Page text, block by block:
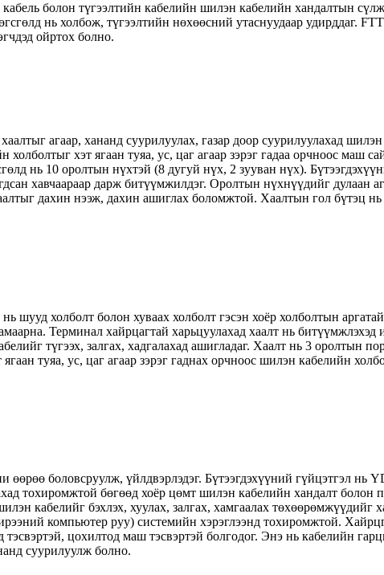
болон түгээлтийн кабелийн шилэн кабелийн хандалтын
нь холбож, түгээлтийн нөхөөсний утаснуудаар удирддаг.
ойртох болно.
агаар, хананд суурилуулах, газар доор суурилуулахад
хэт ягаан туяа, ус, цаг агаар зэрэг гадаа орчноос маш
нь 10 оролтын нүхтэй (8 дугуй нүх, 2 зууван нүх).
хавчаараар дарж битүүмжилдэг. Оролтын нүхнүүдийг дулаан
дахин нээж, дахин ашиглах боломжтой. Хаалтын гол бүтэц нь
шууд холболт болон хуваах холболт гэсэн хоёр холболтын
Терминал хайрцагтай харьцуулахад хаалт нь битүүмжлэхэд
түгээх, залгах, хадгалахад ашигладаг. Хаалт нь 3 оролтын
туяа, ус, цаг агаар зэрэг гаднах орчноос шилэн кабелийн
боловсруулж, үйлдвэрлэдэг. Бүтээгдэхүүний гүйцэтгэл нь
тохиромжтой бөгөөд хоёр цөмт шилэн кабелийн хандалт
кабелийг бэхлэх, хуулах, залгах, хамгаалах
компьютер руу) системийн хэрэглээнд тохиромжтой.
тэсвэртэй, цохилтод маш тэсвэртэй болгодог. Энэ нь кабелийн
суурилуулж болно.